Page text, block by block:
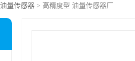
油量传感器 > 高精度型 油量传感器厂